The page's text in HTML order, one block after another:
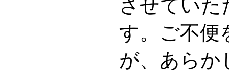
させてい
す。ご不便
が、あらか